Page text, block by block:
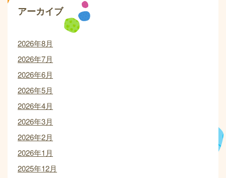
アーカイブ
2026年8月
2026年7月
2026年6月
2026年5月
2026年4月
2026年3月
2026年2月
2026年1月
2025年12月